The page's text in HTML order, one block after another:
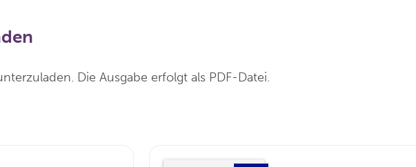
Die Ausgabe erfolgt als PDF-Datei.